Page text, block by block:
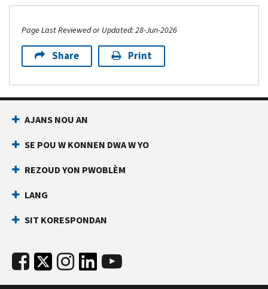
Page Last Reviewed or Updated: 28-Jun-2026
Share Print
AJANS NOU AN
SE POU W KONNEN DWA W YO
REZOUD YON PWOBLÈM
LANG
SIT KORESPONDAN